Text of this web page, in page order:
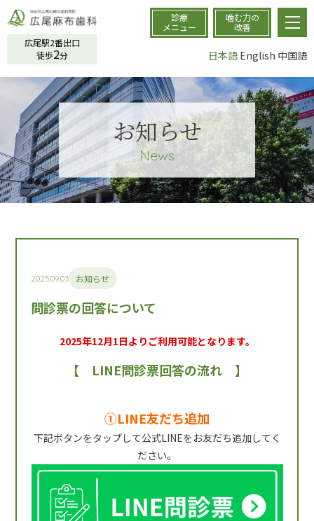
広尾駅2番出口
徒歩2分 日本語 English 中国語
診療
メニュー
噛む力の
改善
お知らせ
News
2025.09.03 お知らせ
問診票の回答について
2025年12月1日よりご利用可能となります。
【 LINE問診票回答の流れ 】
①LINE友だち追加
下記ボタンをタップして公式LINEをお友だち追加してく
ださい。